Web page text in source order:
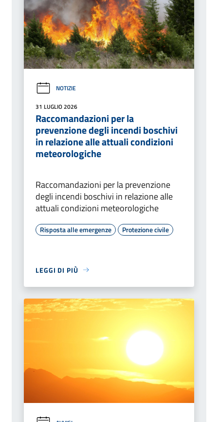
NOTIZIE
31 LUGLIO 2026
Raccomandazioni per la
prevenzione degli incendi boschivi
in relazione alle attuali condizioni
meteorologiche
Raccomandazioni per la prevenzione
degli incendi boschivi in relazione alle
attuali condizioni meteorologiche
Risposta alle emergenze Protezione civile
LEGGI DI PIÙ